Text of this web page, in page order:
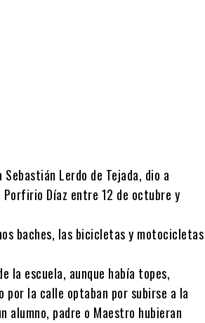
Lerdo de Tejada, dio a
Díaz entre 12 de octubre y
baches, las bicicletas y motocicletas
la escuela, aunque había topes,
la calle optaban por subirse a la
alumno, padre o Maestro hubieran